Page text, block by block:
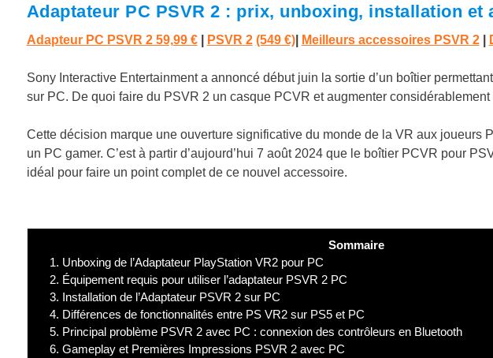
Adaptateur PC PSVR 2 : prix, unboxing, installation et
Adapteur PC PSVR 2 59,99 € PSVR 2 (549 €)| Meilleurs accessoires PSVR 2|
Sony Interactive Entertainment a annoncé début juin la sortie d’un boîtier
sur PC. De quoi faire du PSVR 2 un casque PCVR et augmenter considérablement
Cette décision marque une ouverture significative du monde de la VR aux joueurs
un PC gamer. C’est à partir d’aujourd’hui 7 août 2024 que le boîtier PCVR pour
idéal pour faire un point complet de ce nouvel accessoire.
Sommaire
1. Unboxing de l’Adaptateur PlayStation VR2 pour PC
2. Équipement requis pour utiliser l’adaptateur PSVR 2 PC
3. Installation de l’Adaptateur PSVR 2 sur PC
4. Différences de fonctionnalités entre PS VR2 sur PS5 et PC
5. Principal problème PSVR 2 avec PC : connexion des contrôleurs en Bluetooth
6. Gameplay et Premières Impressions PSVR 2 avec PC